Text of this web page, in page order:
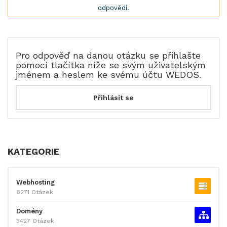
odpovědí.
Pro odpověď na danou otázku se přihlašte
pomocí tlačítka níže se svým uživatelským
jménem a heslem ke svému účtu WEDOS.
KATEGORIE
Webhosting
6271 Otázek
Domény
3427 Otázek